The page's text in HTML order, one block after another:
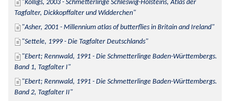
Kolligs, 2003 - Schmetterlinge Schleswig-Holsteins, Atlas der
Tagfalter, Dickkopffalter und Widderchen
Asher, 2001 - Millennium atlas of butterflies in Britain and Ireland
Settele, 1999 - Die Tagfalter Deutschlands
Ebert; Rennwald, 1991 - Die Schmetterlinge Baden-Württembergs.
Band 1, Tagfalter I
Ebert; Rennwald, 1991 - Die Schmetterlinge Baden-Württembergs.
Band 2, Tagfalter II